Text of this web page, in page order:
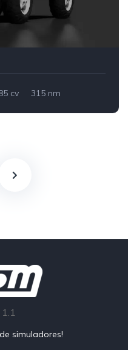
cv
315 nm
simuladores!